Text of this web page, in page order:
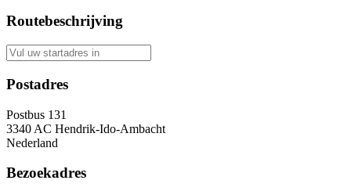
Routebeschrijving
Postadres
Postbus 131
3340 AC Hendrik-Ido-Ambacht
Nederland
Bezoekadres